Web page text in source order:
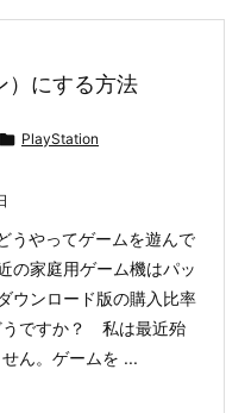
）にする方法
 PlayStation
うやってゲームを遊んで
家庭用ゲーム機はパッ
ウンロード版の購入比率
うですか？ 私は最近殆
ん。 ゲームを ...